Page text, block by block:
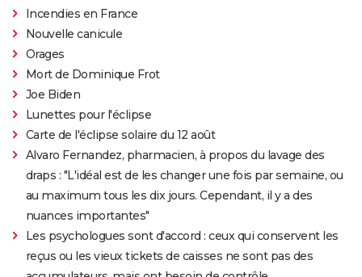
Incendies en France
Nouvelle canicule
Orages
Mort de Dominique Frot
Joe Biden
Lunettes pour l'éclipse
Carte de l'éclipse solaire du 12 août
Alvaro Fernandez, pharmacien, à propos du lavage des
draps : "L'idéal est de les changer une fois par semaine, ou
au maximum tous les dix jours. Cependant, il y a des
nuances importantes"
Les psychologues sont d'accord : ceux qui conservent les
reçus ou les vieux tickets de caisses ne sont pas des